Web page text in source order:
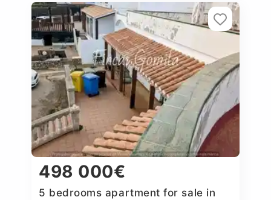
498 000€
5 bedrooms apartment for sale in